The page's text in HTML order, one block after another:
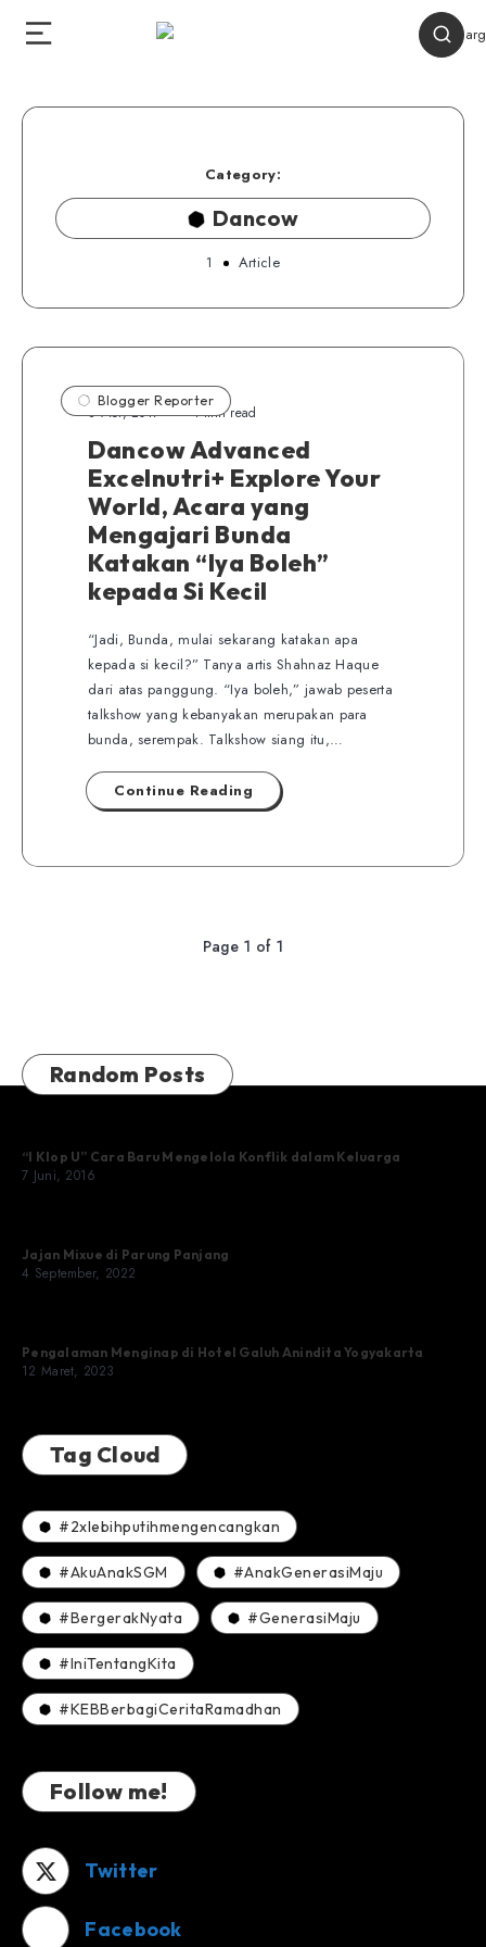
Category:
Dancow
1 Article
Blogger Reporter
8 Mei, 2017 4 min read
Dancow Advanced
Excelnutri+ Explore Your
World, Acara yang
Mengajari Bunda
Katakan “Iya Boleh”
kepada Si Kecil
“Jadi, Bunda, mulai sekarang katakan apa
kepada si kecil?” Tanya artis Shahnaz Haque
dari atas panggung. “Iya boleh,” jawab peserta
talkshow yang kebanyakan merupakan para
bunda, serempak. Talkshow siang itu,…
Continue Reading
Page 1 of 1
Random Posts
“I Klop U” Cara Baru Mengelola Konflik dalam Keluarga
7 Juni, 2016
Jajan Mixue di Parung Panjang
4 September, 2022
Pengalaman Menginap di Hotel Galuh Anindita Yogyakarta
12 Maret, 2023
Tag Cloud
#2xlebihputihmengencangkan
#AkuAnakSGM #AnakGenerasiMaju
#BergerakNyata #GenerasiMaju
#IniTentangKita
#KEBBerbagiCeritaRamadhan
Follow me!
Twitter
Facebook